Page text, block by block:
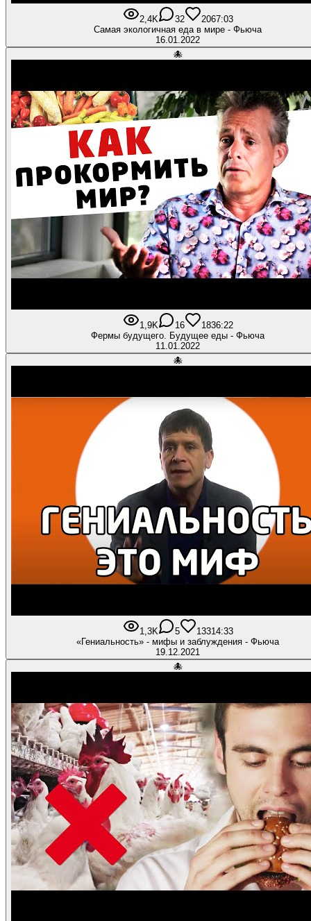
2,4K 32 2067:03
Самая экологичная еда в мире - Фьюча
16.01.2022
🐙
1,9K 16 1836:22
Фермы будущего. Будущее еды - Фьюча
11.01.2022
🐙
1,3K 5 13314:33
«Гениальность» - мифы и заблуждения - Фьюча
19.12.2021
🐙